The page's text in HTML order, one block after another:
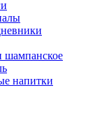
шампанское
напитки